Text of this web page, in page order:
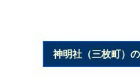
神明社（三枚町）